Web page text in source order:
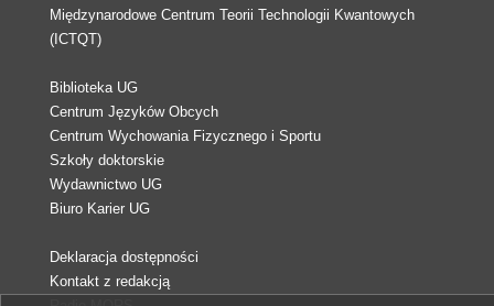
Międzynarodowe Centrum Teorii Technologii Kwantowych
(ICTQT)
Biblioteka UG
Centrum Języków Obcych
Centrum Wychowania Fizycznego i Sportu
Szkoły doktorskie
Wydawnictwo UG
Biuro Karier UG
Deklaracja dostępności
Kontakt z redakcją